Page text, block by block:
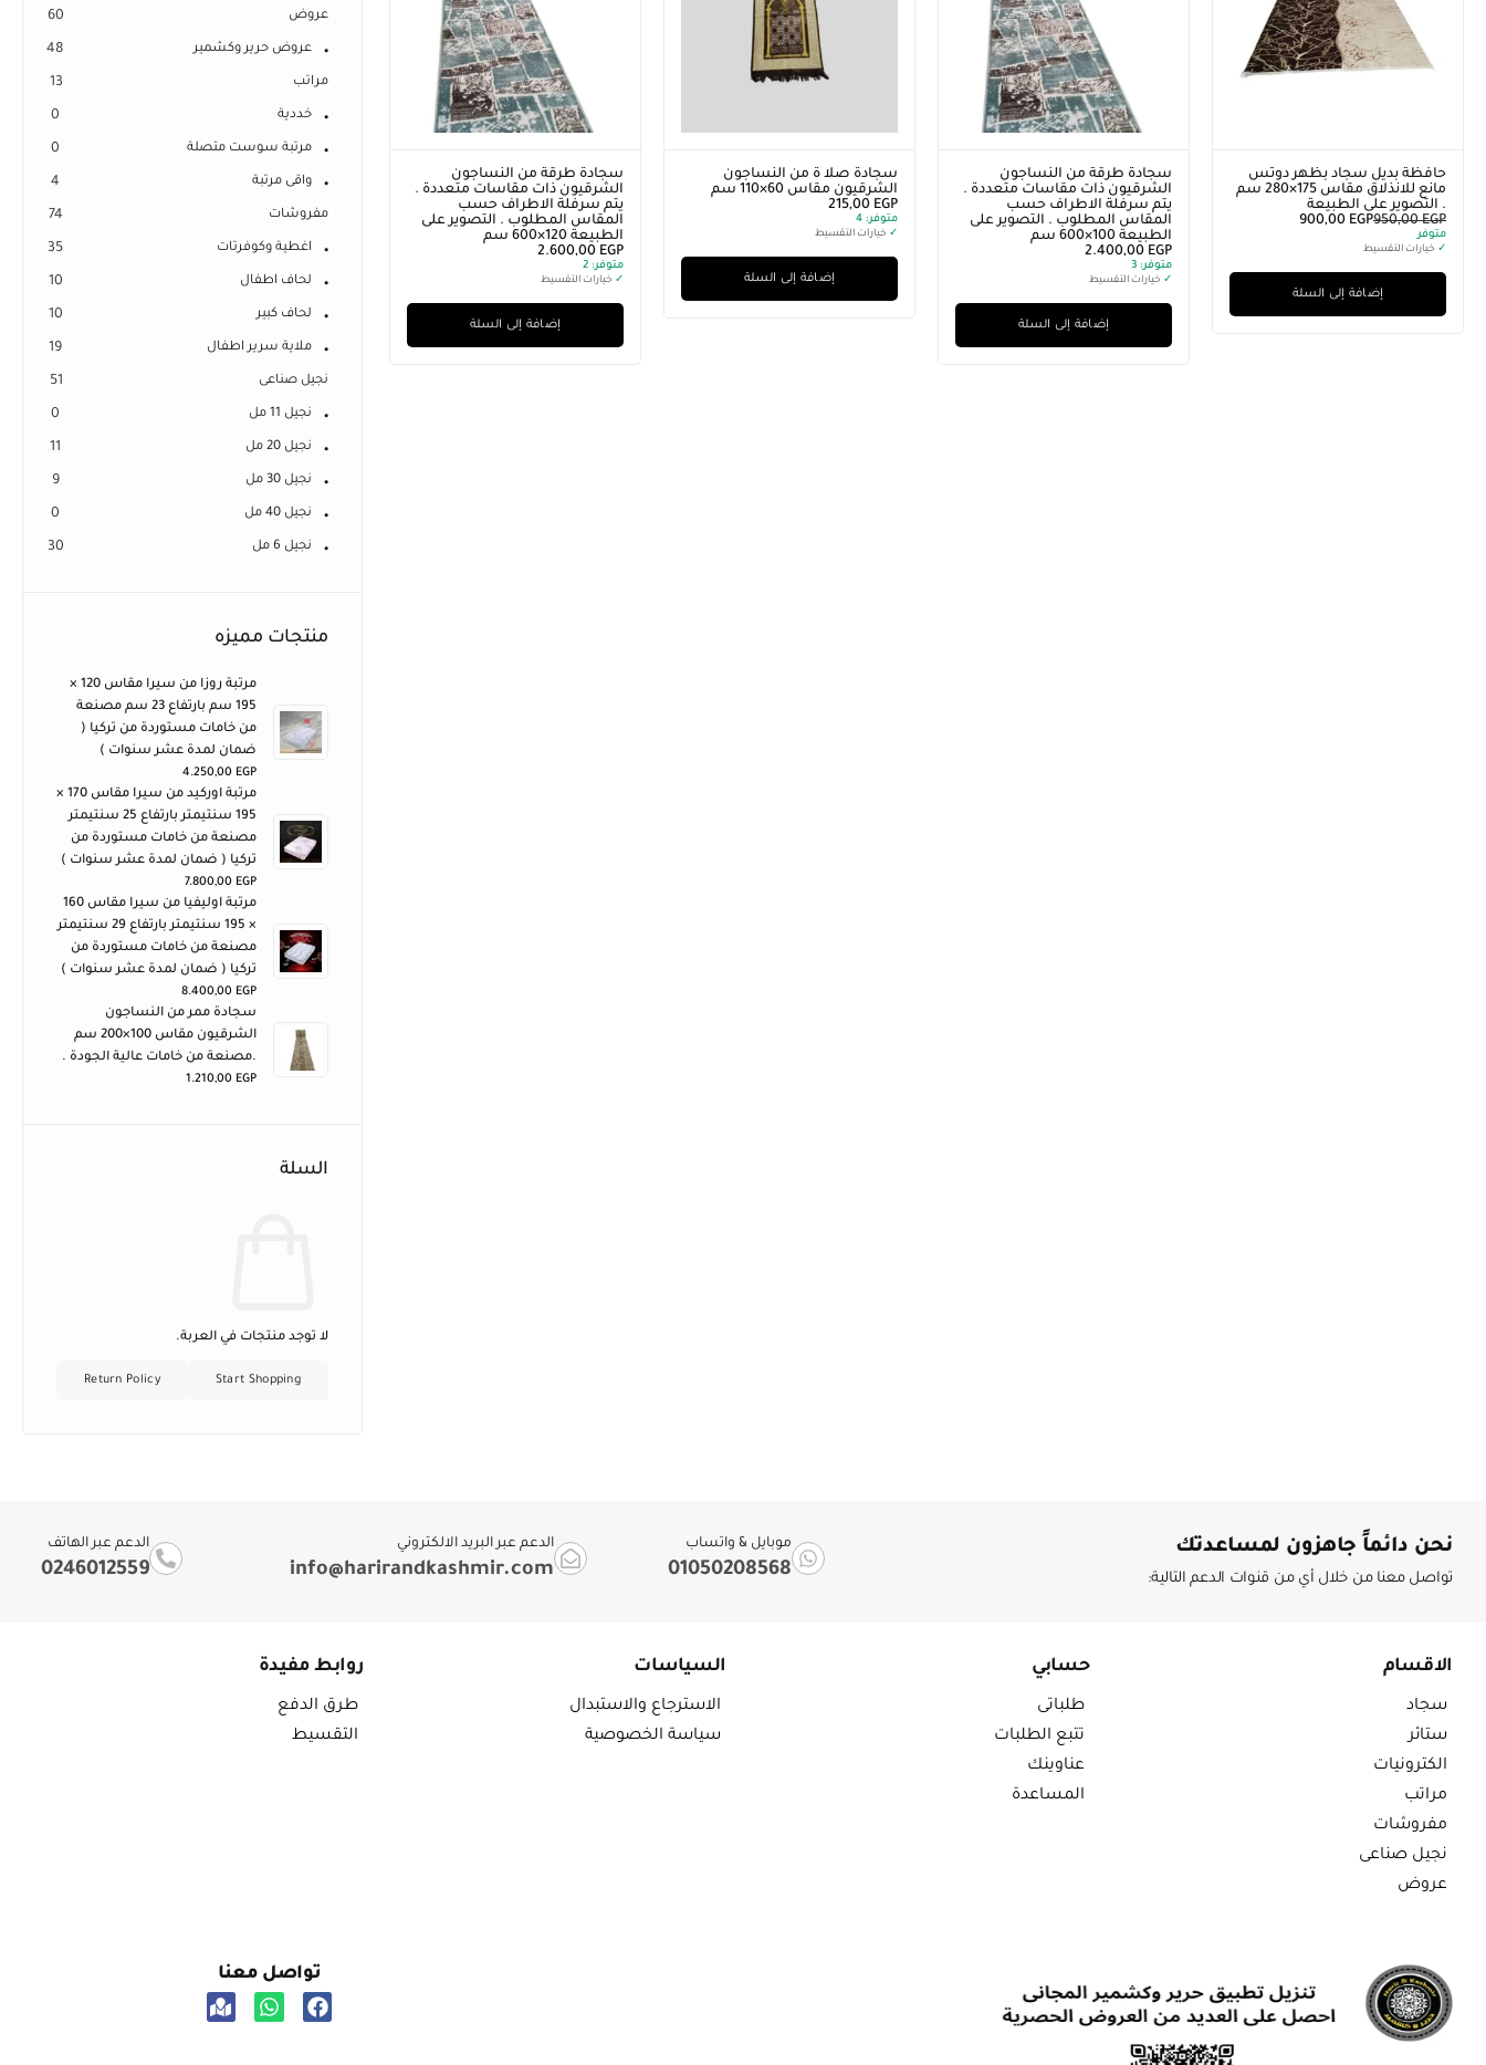
حافظة بديل سجاد بظهر دوتس
مانع للانذلاق مقاس 175×280 سم
. التصوير على الطبيعة
950,00EGP
900,00 EGP
متوفر
✓ خيارات التقسيط
إضافة إلى السلة
سجادة طرقة من النساجون
الشرقيون ذات مقاسات متعددة .
يتم سرفلة الاطراف حسب
المقاس المطلوب . التصوير على
الطبيعة 100×600 سم
2.400,00 EGP
متوفر:
✓ خيارات التقسيط
إضافة إلى السلة
سجادة صلا ة من النساجون
الشرقيون مقاس 60×110 سم
215,00 EGP
متوفر:
✓ خيارات التقسيط
إضافة إلى السلة
سجادة طرقة من النساجون
الشرقيون ذات مقاسات متعددة .
يتم سرفلة الاطراف حسب
المقاس المطلوب . التصوير على
الطبيعة 120×600 سم
2.600,00 EGP
متوفر:
✓ خيارات التقسيط
إضافة إلى السلة
عروض 60
عروض حرير وكشمير 48
مراتب 13
خددية 0
مرتبة سوست متصلة 0
واقى مرتبة 4
مفروشات 74
اغطية وكوفرتات 35
لحاف اطفال 10
لحاف كبير 10
ملاية سرير اطفال 19
نجيل صناعى 51
نجيل 11 مل 0
نجيل 20 مل 11
نجيل 30 مل 9
نجيل 40 مل 0
نجيل 6 مل 30
منتجات مميزه
مرتبة روزا من سيرا مقاس 120 ×
195 سم بارتفاع 23 سم مصنعة
من خامات مستوردة من تركيا (
ضمان لمدة عشر سنوات )
4.250,00 EGP
مرتبة اوركيد من سيرا مقاس 170 ×
195 سنتيمتر بارتفاع 25 سنتيمتر
مصنعة من خامات مستوردة من
تركيا ( ضمان لمدة عشر سنوات )
7.800,00 EGP
مرتبة اوليفيا من سيرا مقاس 160
× 195 سنتيمتر بارتفاع 29 سنتيمتر
مصنعة من خامات مستوردة من
تركيا ( ضمان لمدة عشر سنوات )
8.400,00 EGP
سجادة ممر من النساجون
الشرقيون مقاس 100×200 سم
.مصنعة من خامات عالية الجودة .
1.210,00 EGP
السلة
لا توجد منتجات في العربة.
Start Shopping
Return Policy
نحن دائماً جاهزون لمساعدتك
تواصل معنا من خلال أي من قنوات الدعم التالية:
موبايل & واتساب
01050208568
الدعم عبر البريد الالكتروني
info@harirandkashmir.com
الدعم عبر الهاتف
0246012559
الاقسام
سجاد
ستائر
الكترونيات
مراتب
مفروشات
نجيل صناعى
عروض
حسابي
طلباتى
تتبع الطلبات
عناوينك
المساعدة
السياسات
الاسترجاع والاستبدال
سياسة الخصوصية
روابط مفيدة
طرق الدفع
التقسيط
تواصل معنا